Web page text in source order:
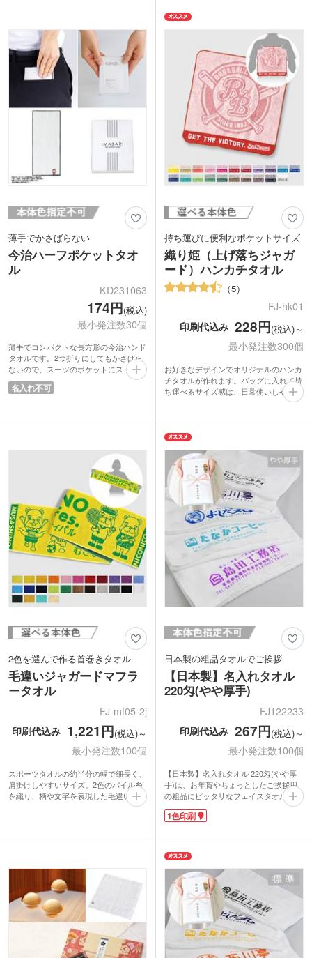
配りできるサイズです。
色取混ぜでお届けします。
薄手でかさばらない
今治ハーフポケットタオ
ル
KD231063
174円(税込)
最小発注数30個
薄手でコンパクトな長方形の今治ハンド
タオルです。2つ折りにしてもかさばら
ないので、スーツのポケットにスッキリ
入ります。
安心、安全、高品質な今治タオルはギフ
名入れ不可
持ち運びに便利なポケットサイズ
織り姫（上げ落ちジャガ
ード）ハンカチタオル
5
FJ-hk01
印刷代込み 228円(税込)～
最小発注数300個
お好きなデザインでオリジナルのハンカ
チタオルが作れます。バッグに入れて持
ち運べるサイズ感は、日常使いしやすく
年代や性別を問わず幅広く喜ばれます
表現。インクによる印刷と違い、タオル
独自の風合いを損なわず色落ちしませ
心品質の日本製。ホテル仕様のような高
級感ある仕上がりになるのが特徴です。
ロゴや学校名を入れて卒園・卒業記念品
に、企業名や会社のマスコットキャラク
ターを入れて営業配布の粗品にと、幅広
いシーンで大活躍です。
2色を選んで作る首巻きタオル
毛違いジャガードマフラ
ータオル
FJ-mf05-2j
印刷代込み 1,221円(税込)～
最小発注数100個
スポーツタオルの約半分の幅で細長く、
肩掛けしやすいサイズ。2色のパイル糸
を織り、柄や文字を表現した毛違いジャ
ツ観戦やコンサート応援グッズが簡単に
合わせればぱっと目を引くインパクトの
強いタオルになりますよ。タオルが名産
の今治製で、肌触りがよく吸水性も抜
群。思い出と共に長く使ってもらえる記
念品になります。
日本製の粗品タオルでご挨拶
【日本製】名入れタオル
220匁(やや厚手)
FJ122233
印刷代込み 267円(税込)～
最小発注数100個
【日本製】名入れタオル 220匁(やや厚
手)は、お年賀やちょっとしたご挨拶用
の粗品にピッタリなフェイスタオル。
「タオル産業発祥地」として有名な泉州
産です。やや厚みのある生地感で、のし
クオリティ。おろしたてでも吸水性が良
い「後晒し製法」で作られています。
「平地」と呼ばれる平らな生地の部分
に、社名やロゴを1色で印刷できます。
日常的に使える商品なので宣伝効果抜
群!あえてレトロ感を押し出して、ライ
ブグッズやキャラクターグッズとして販
売するのもおすすめです。
1色印刷